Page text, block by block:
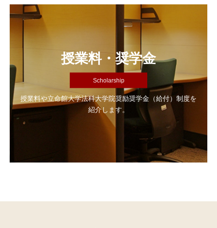
授業料・奨学金
Scholarship
授業料や立命館大学法科大学院奨励奨学金（給付）制度を
紹介します。